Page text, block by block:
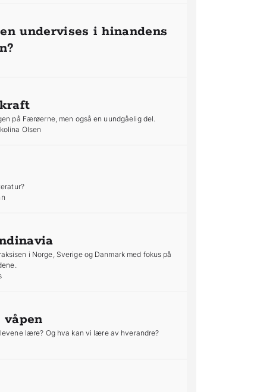
undervises i hinandens
på Færøerne, men også en uundgåelig del.
Olsen
i Norge, Sverige og Danmark med fokus på
lære? Og hva kan vi lære av hverandre?